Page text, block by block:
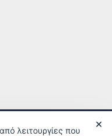
✕
λειτουργίες που